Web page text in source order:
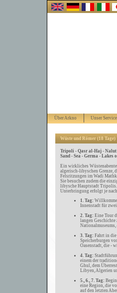
Über Arkno Unser Service
Wüste und Römer (18 Tage)
Tripoli - Qasr al-Haj - Nalut
Sand - Sea - Germa - Lakes
Ein wirkliches
algerisch-libyschen Grenze,
Felsritzungen im Wadi
Sie besuchen zudem die
libysche Hauptstadt
Unterbringung erfolgt je
1. Tag:
Innenstadt für
2. Tag: Eine Tour
langen
3. Tag: Fahrt in die
Speicherburgen
Oasenstadt, die -
4. Tag:
einem der
Ghul, dem
Libyen, Algerien
5., 6., 7. Tag:
eine Region, die
auf den letzten